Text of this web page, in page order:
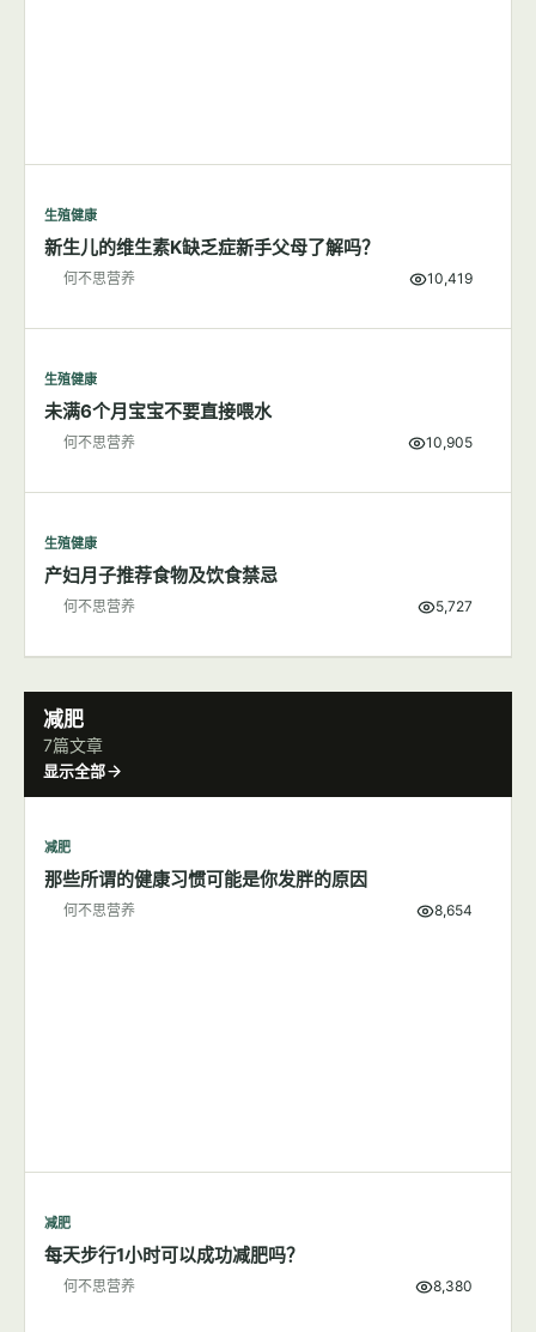
生殖健康
新生儿的维生素K缺乏症新手父母了解吗？
何不思营养 10,419
生殖健康
未满6个月宝宝不要直接喂水
何不思营养 10,905
生殖健康
产妇月子推荐食物及饮食禁忌
何不思营养 5,727
减肥
7篇文章
显示全部
减肥
那些所谓的健康习惯可能是你发胖的原因
何不思营养 8,654
减肥
每天步行1小时可以成功减肥吗？
何不思营养 8,380